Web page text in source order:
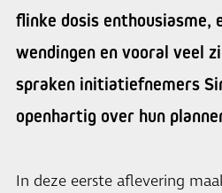
flinke dosis enthousiasme,
wendingen en vooral veel
spraken initiatiefnemers
openhartig over hun
In deze eerste aflevering